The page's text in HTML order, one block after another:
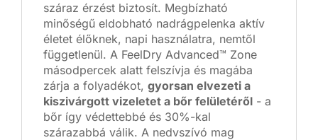
száraz érzést biztosít. Megbízható
minőségű eldobható nadrágpelenka aktív
életet élőknek, napi használatra, nemtől
függetlenül. A FeelDry Advanced™ Zone
másodpercek alatt felszívja és magába
zárja a folyadékot, gyorsan elvezeti a
kiszivárgott vizeletet a bőr felületéről - a
bőr így védettebbé és 30%-kal
szárazabbá válik. A nedvszívó mag